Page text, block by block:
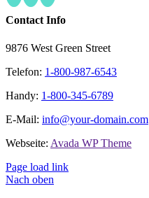
Contact Info
9876 West Green Street
Telefon: 1-800-987-6543
Handy: 1-800-345-6789
E-Mail: info@your-domain.com
Webseite: Avada WP Theme
Page load link
Nach oben